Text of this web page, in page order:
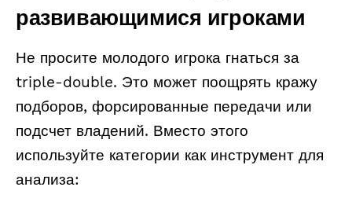
развивающимися игроками
Не просите молодого игрока гнаться за
triple-double. Это может поощрять кражу
подборов, форсированные передачи или
подсчет владений. Вместо этого
используйте категории как инструмент для
анализа: